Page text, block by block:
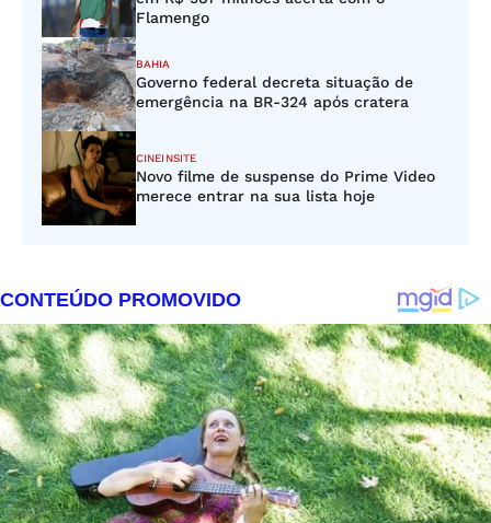
Flamengo
BAHIA
Governo federal decreta situação de
emergência na BR-324 após cratera
CINEINSITE
Novo filme de suspense do Prime Video
merece entrar na sua lista hoje